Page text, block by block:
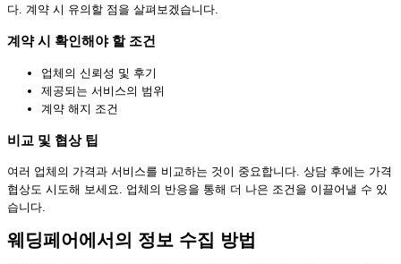
다. 계약 시 유의할 점을 살펴보겠습니다.
계약 시 확인해야 할 조건
업체의 신뢰성 및 후기
제공되는 서비스의 범위
계약 해지 조건
비교 및 협상 팁
여러 업체의 가격과 서비스를 비교하는 것이 중요합니다. 상담 후에는 가격
협상도 시도해 보세요. 업체의 반응을 통해 더 나은 조건을 이끌어낼 수 있
습니다.
웨딩페어에서의 정보 수집 방법